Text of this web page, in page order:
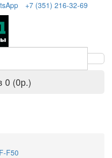
+7 (351) 216-32-69
0 (0р.)
F50